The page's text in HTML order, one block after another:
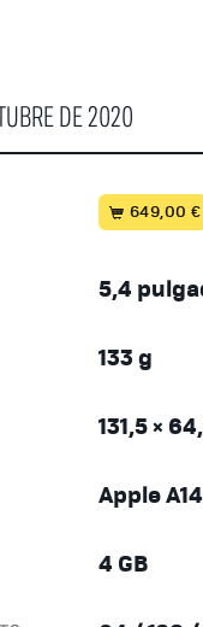
DE 2020
649,00 €
5,4
133 g
131,5 ×
Apple
4 GB